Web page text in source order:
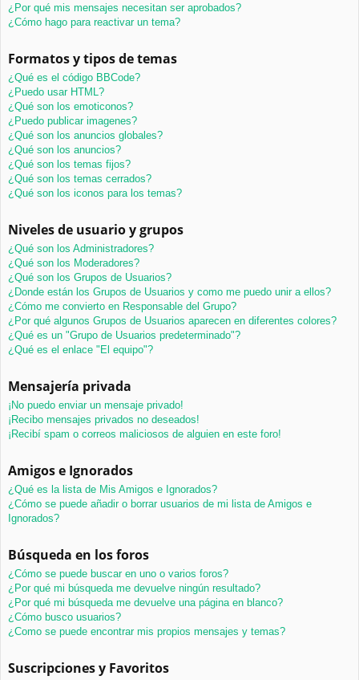
¿Por qué mis mensajes necesitan ser aprobados?
¿Cómo hago para reactivar un tema?
Formatos y tipos de temas
¿Qué es el código BBCode?
¿Puedo usar HTML?
¿Qué son los emoticonos?
¿Puedo publicar imagenes?
¿Qué son los anuncios globales?
¿Qué son los anuncios?
¿Qué son los temas fijos?
¿Qué son los temas cerrados?
¿Qué son los iconos para los temas?
Niveles de usuario y grupos
¿Qué son los Administradores?
¿Qué son los Moderadores?
¿Qué son los Grupos de Usuarios?
¿Donde están los Grupos de Usuarios y como me puedo unir a ellos?
¿Cómo me convierto en Responsable del Grupo?
¿Por qué algunos Grupos de Usuarios aparecen en diferentes colores?
¿Qué es un "Grupo de Usuarios predeterminado"?
¿Qué es el enlace "El equipo"?
Mensajería privada
¡No puedo enviar un mensaje privado!
¡Recibo mensajes privados no deseados!
¡Recibí spam o correos maliciosos de alguien en este foro!
Amigos e Ignorados
¿Qué es la lista de Mis Amigos e Ignorados?
¿Cómo se puede añadir o borrar usuarios de mi lista de Amigos e
Ignorados?
Búsqueda en los foros
¿Cómo se puede buscar en uno o varios foros?
¿Por qué mi búsqueda me devuelve ningún resultado?
¿Por qué mi búsqueda me devuelve una página en blanco?
¿Cómo busco usuarios?
¿Como se puede encontrar mis propios mensajes y temas?
Suscripciones y Favoritos